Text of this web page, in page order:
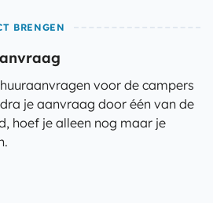
BRENGEN
voor de campers
je aanvraag door één van de
hoef je alleen nog maar je